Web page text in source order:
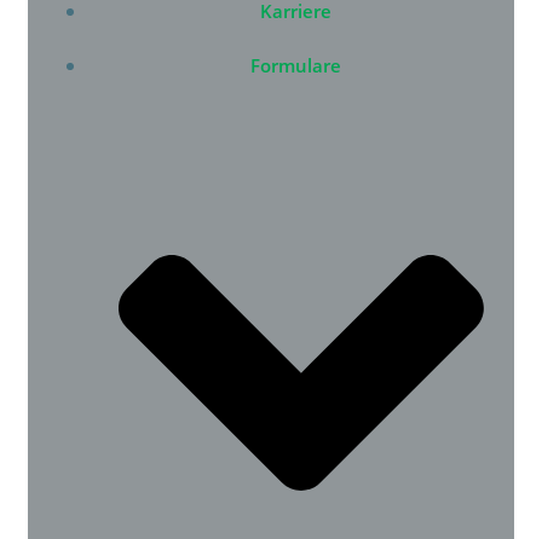
Karriere
Formulare